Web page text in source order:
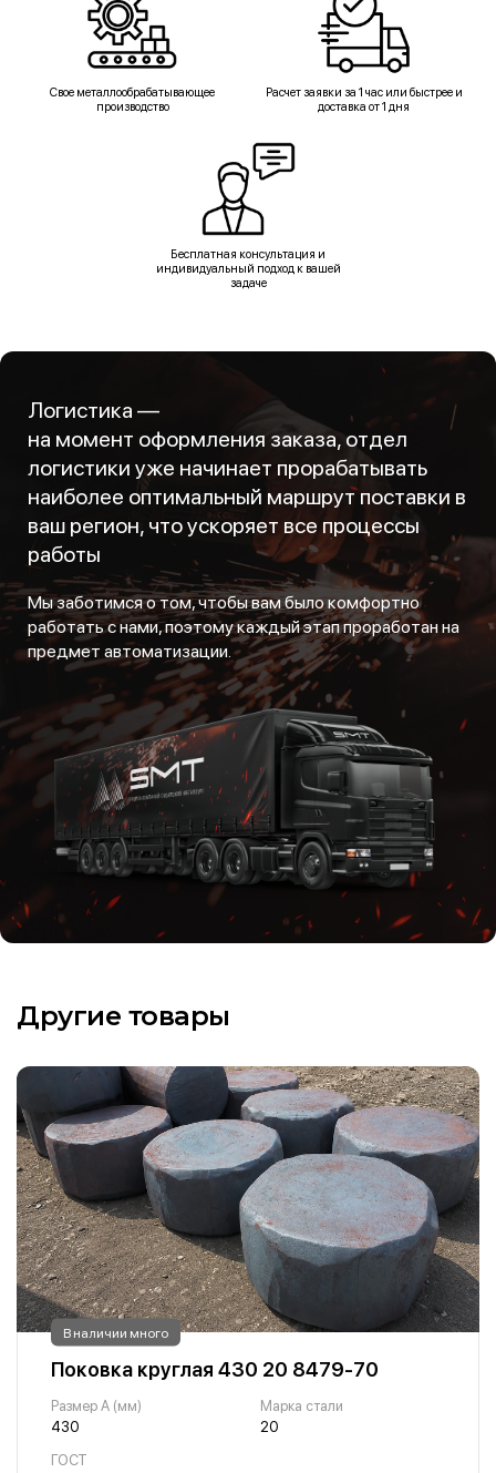
Свое металлообрабатывающее
производство
Расчет заявки за 1 час или быстрее и
доставка от 1 дня
Бесплатная консультация и
индивидуальный подход к вашей
задаче
Логистика —
на момент оформления заказа, отдел
логистики уже начинает прорабатывать
наиболее оптимальный маршрут поставки в
ваш регион, что ускоряет все процессы
работы
Мы заботимся о том, чтобы вам было комфортно
работать с нами, поэтому каждый этап проработан на
предмет автоматизации.
Другие товары
В наличии много
Поковка круглая 430 20 8479-70
Размер A (мм)
430
Марка стали
20
ГОСТ